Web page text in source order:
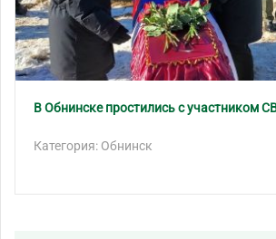
В Обнинске простились с участником
Категория: Обнинск